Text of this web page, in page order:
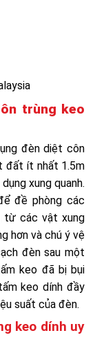
trùng keo
đèn diệt côn
đất ít nhất 1.5m
xung quanh.
đề phòng các
từ các vật xung
hơn và chú ý vệ
đèn sau một
keo đã bị bụi
keo dính đầy
suất của đèn.
keo dính uy